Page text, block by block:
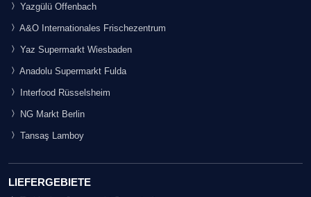
Yazgülü Offenbach
A&O Internationales Frischezentrum
Yaz Supermarkt Wiesbaden
Anadolu Supermarkt Fulda
Interfood Rüsselsheim
NG Markt Berlin
Tansaş Lamboy
LIEFERGEBIETE